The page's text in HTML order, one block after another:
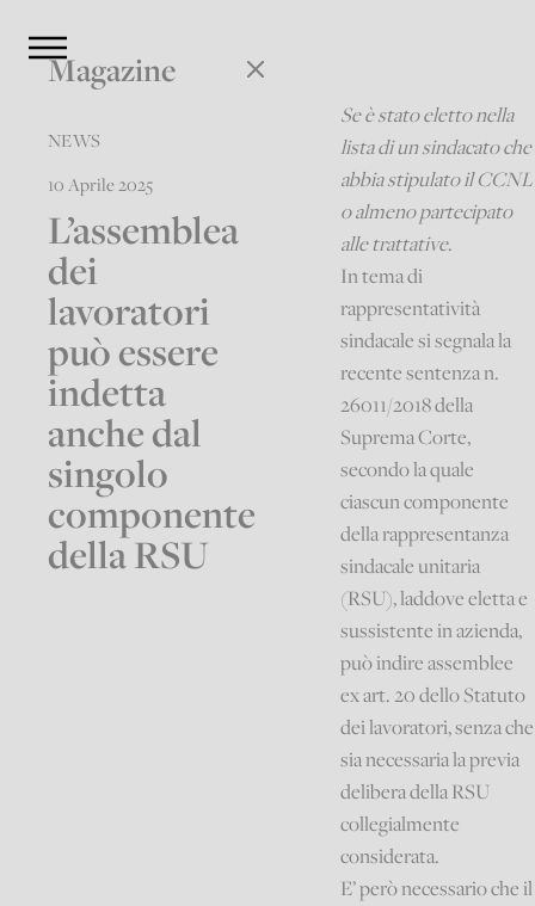
Magazine
NEWS
10 Aprile 2025
L’assemblea
dei
lavoratori
può essere
indetta
anche dal
singolo
componente
della RSU
Se è stato eletto nella
lista di un sindacato che
abbia stipulato il CCNL
o almeno partecipato
alle trattative.
In tema di
rappresentatività
sindacale si segnala la
recente sentenza n.
26011/2018 della
Suprema Corte,
secondo la quale
ciascun componente
della rappresentanza
sindacale unitaria
(RSU), laddove eletta e
sussistente in azienda,
può indire assemblee
ex art. 20 dello Statuto
dei lavoratori, senza che
sia necessaria la previa
delibera della RSU
collegialmente
considerata.
E’ però necessario che il